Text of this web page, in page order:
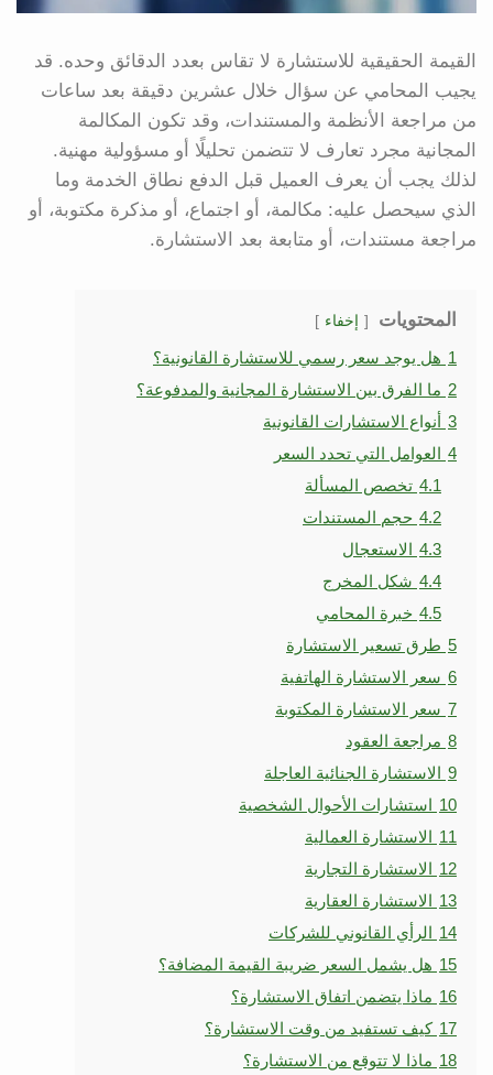
القيمة الحقيقية للاستشارة لا تقاس بعدد الدقائق وحده. قد
يجيب المحامي عن سؤال خلال عشرين دقيقة بعد ساعات
من مراجعة الأنظمة والمستندات، وقد تكون المكالمة
المجانية مجرد تعارف لا تتضمن تحليلًا أو مسؤولية مهنية.
لذلك يجب أن يعرف العميل قبل الدفع نطاق الخدمة وما
الذي سيحصل عليه: مكالمة، أو اجتماع، أو مذكرة مكتوبة، أو
مراجعة مستندات، أو متابعة بعد الاستشارة.
المحتويات إخفاء
1 هل يوجد سعر رسمي للاستشارة القانونية؟
2 ما الفرق بين الاستشارة المجانية والمدفوعة؟
3 أنواع الاستشارات القانونية
4 العوامل التي تحدد السعر
4.1 تخصص المسألة
4.2 حجم المستندات
4.3 الاستعجال
4.4 شكل المخرج
4.5 خبرة المحامي
5 طرق تسعير الاستشارة
6 سعر الاستشارة الهاتفية
7 سعر الاستشارة المكتوبة
8 مراجعة العقود
9 الاستشارة الجنائية العاجلة
10 استشارات الأحوال الشخصية
11 الاستشارة العمالية
12 الاستشارة التجارية
13 الاستشارة العقارية
14 الرأي القانوني للشركات
15 هل يشمل السعر ضريبة القيمة المضافة؟
16 ماذا يتضمن اتفاق الاستشارة؟
17 كيف تستفيد من وقت الاستشارة؟
18 ماذا لا تتوقع من الاستشارة؟